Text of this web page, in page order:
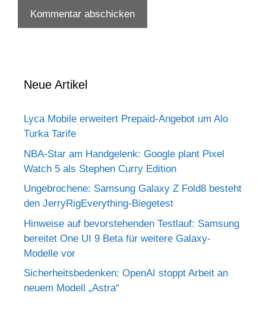
Neue Artikel
Lyca Mobile erweitert Prepaid-Angebot um Alo
Turka Tarife
NBA-Star am Handgelenk: Google plant Pixel
Watch 5 als Stephen Curry Edition
Ungebrochene: Samsung Galaxy Z Fold8 besteht
den JerryRigEverything-Biegetest
Hinweise auf bevorstehenden Testlauf: Samsung
bereitet One UI 9 Beta für weitere Galaxy-
Modelle vor
Sicherheitsbedenken: OpenAI stoppt Arbeit an
neuem Modell „Astra“